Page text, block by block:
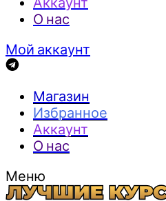
О нас
Мой аккаунт
Магазин
Избранное
Аккаунт
О нас
Меню